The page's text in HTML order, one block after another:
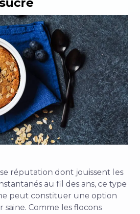
réputation dont jouissent les
au fil des ans, ce type
peut constituer une option
Comme les flocons